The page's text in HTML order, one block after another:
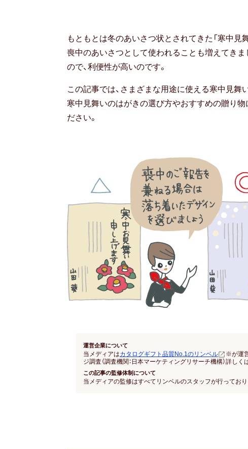
もともとは冬のあいさつ状とされてきた「寒中見
喪中のあいさつとして使われることも増えてき
ので、利便性が高いのです。
この記事では、さまざまな用途に使える寒中見舞
寒中見舞いのはがきの選び方やおすすめの贈り
ださい。
運営企業について
当メディアはカタログギフト品質No.1のリンベル
※が運
ジ調査（調査機関：日本マーケティングリサーチ機構）詳しく
この記事の監修体制について
当メディアの監修はすべてリンベルのスタッフが行っており